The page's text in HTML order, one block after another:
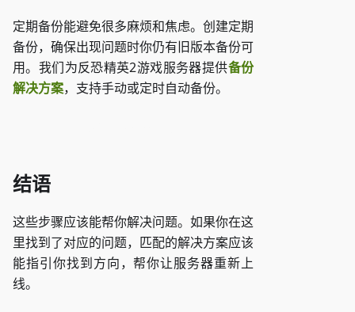
定期备份能避免很多麻烦和焦虑。创建定期
备份，确保出现问题时你仍有旧版本备份可
用。我们为反恐精英2游戏服务器提供备份
解决方案，支持手动或定时自动备份。
结语
这些步骤应该能帮你解决问题。如果你在这
里找到了对应的问题，匹配的解决方案应该
能指引你找到方向，帮你让服务器重新上
线。